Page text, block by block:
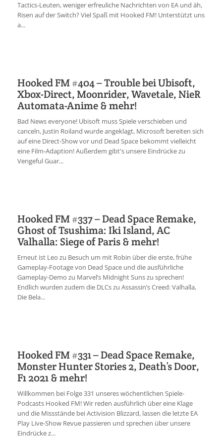
Tactics-Leuten, weniger erfreuliche Nachrichten von EA und äh,
Risen auf der Switch? Viel Spaß mit Hooked FM! Unterstützt uns
a...
Hooked FM #404 – Trouble bei Ubisoft,
Xbox-Direct, Moonrider, Wavetale, NieR
Automata-Anime & mehr!
Bad News everyone! Ubisoft muss Spiele verschieben und
canceln, Justin Roiland wurde angeklagt, Microsoft bereiten sich
auf eine Direct-Show vor und Dead Space bekommt vielleicht
eine Film-Adaption! Außerdem gibt's unsere Eindrücke zu
Vengeful Guar...
Hooked FM #337 – Dead Space Remake,
Ghost of Tsushima: Iki Island, AC
Valhalla: Siege of Paris & mehr!
Erneut ist Leo zu Besuch um mit Robin über die erste, frühe
Gameplay-Footage von Dead Space und die ausführliche
Gameplay-Demo zu Marvel’s Midnight Suns zu sprechen!
Endlich wurden zudem die DLCs zu Assassin’s Creed: Valhalla,
Die Bela...
Hooked FM #331 – Dead Space Remake,
Monster Hunter Stories 2, Death’s Door,
F1 2021 & mehr!
Willkommen bei Folge 331 unseres wöchentlichen Spiele-
Podcasts Hooked FM! Wir reden ausführlich über eine Klage
und die Missstände bei Activision Blizzard, lassen die letzte EA
Play Live-Show Revue passieren und sprechen über unsere
Eindrücke z...